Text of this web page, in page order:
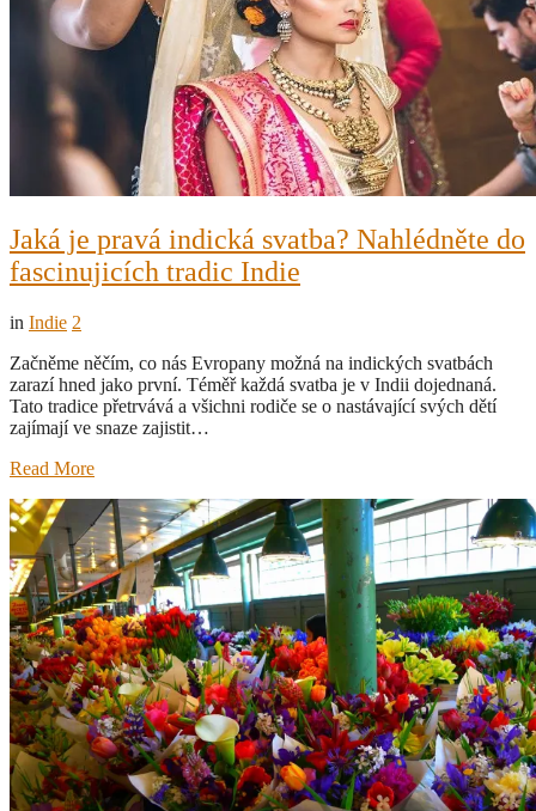
Jaká je pravá indická svatba? Nahlédněte do
fascinujicích tradic Indie
in Indie 2
Začněme něčím, co nás Evropany možná na indických svatbách
zarazí hned jako první. Téměř každá svatba je v Indii dojednaná.
Tato tradice přetrvává a všichni rodiče se o nastávající svých dětí
zajímají ve snaze zajistit…
Read More